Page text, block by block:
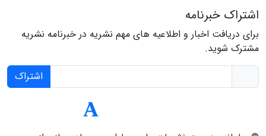
اشتراک خبرنامه
برای دریافت اخبار و اطلاعیه های مهم نشریه در خبرنامه نشریه
مشترک شوید.
اشتراک